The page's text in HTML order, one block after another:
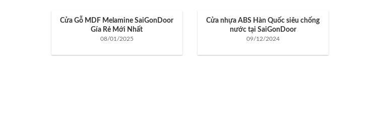
Cửa Gỗ MDF Melamine SaiGonDoor
Gía Rẻ Mới Nhất
08/01/2025
Cửa nhựa ABS Hàn Quốc siêu chống
nước tại SaiGonDoor
09/12/2024